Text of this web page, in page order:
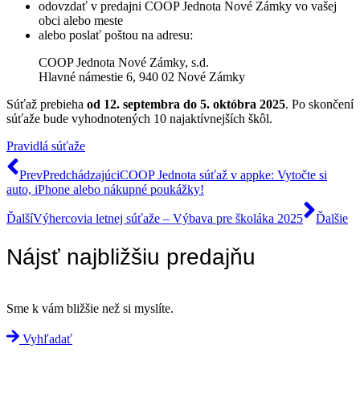
odovzdať v predajni COOP Jednota Nové Zámky vo vašej
obci alebo meste
alebo poslať poštou na adresu:
COOP Jednota Nové Zámky, s.d.
Hlavné námestie 6, 940 02 Nové Zámky
Súťaž prebieha od 12. septembra do 5. októbra 2025. Po skončení
súťaže bude vyhodnotených 10 najaktívnejších škôl.
Pravidlá súťaže
PrevPredchádzajúciCOOP Jednota súťaž v appke: Vytočte si
auto, iPhone alebo nákupné poukážky!
ĎalšíVýhercovia letnej súťaže – Výbava pre školáka 2025 Ďalšie
Nájsť najbližšiu predajňu
Sme k vám bližšie než si myslíte.
Vyhľadať